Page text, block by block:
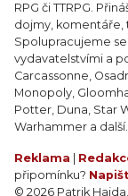
RPG či TTRPG.
dojmy, komentáře,
Spolupracujeme
vydavatelstvími a
Carcassonne,
Monopoly,
Potter, Duna, Star
Warhammer a další.
Reklama
připomínku?
© 2026 Patrik Hajda,